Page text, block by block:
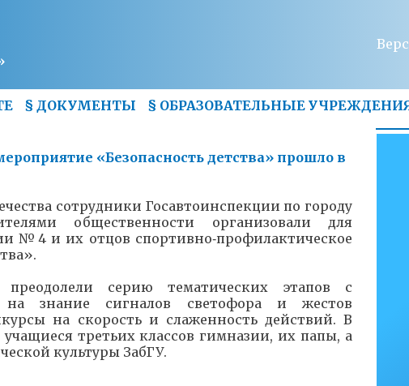
§ ДОКУМЕНТЫ § ОБРАЗОВАТЕЛЬНЫЕ
«Безопасность детства» прошло в
сотрудники Госавтоинспекции по городу
общественности организовали для
№4 и их отцов спортивно‑профилактическое
серию тематических этапов с
знание сигналов светофора и жестов
на скорость и слаженность действий. В
третьих классов гимназии, их папы, а
культуры ЗабГУ.